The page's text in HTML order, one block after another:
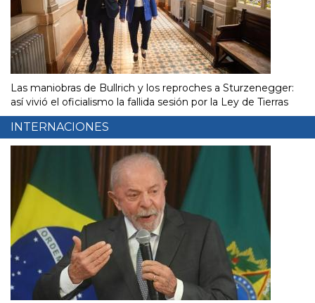
Las maniobras de Bullrich y los reproches a Sturzenegger:
así vivió el oficialismo la fallida sesión por la Ley de Tierras
INTERNACIONES